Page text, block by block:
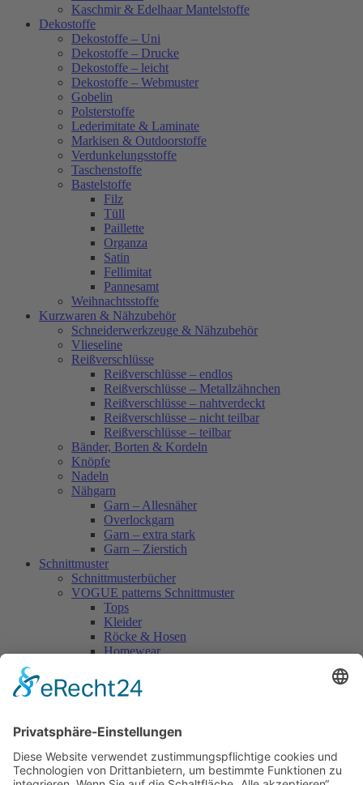
Kaschmir & Edelhaar Mantelstoffe
Dekostoffe
Dekostoffe – Uni
Dekostoffe – Drucke
Dekostoffe – leicht
Dekostoffe – Webmuster
Gobelin
Polsterstoffe
Lederimitate & Laminate
Markisen & Outdoorstoffe
Verdunkelungsstoffe
Taschenstoffe
Bastelstoffe
Filz
Tüll
Paillette
Organza
Satin
Fellimitat
Pannesamt
Weihnachtsstoffe
Kurzwaren & Nähzubehör
Schneiderwerkzeuge & Nähzubehör
Vlieseline
Reißverschlüsse
Reißverschlüsse – endlos
Reißverschlüsse – Metallzähnchen
Reißverschlüsse – nahtverdeckt
Reißverschlüsse – nicht teilbar
Reißverschlüsse – teilbar
Bänder, Borten & Kordeln
Knöpfe
Nadeln
Nähgarn
Garn – Allesnäher
Overlockgarn
Garn – extra stark
Garn – Zierstich
Schnittmuster
Schnittmusterbücher
VOGUE patterns Schnittmuster
Tops
Kleider
Röcke & Hosen
Homewear
Vogue Vintage
Herren
Accessoires
Einzelschnittmuster Burda
Tops
Kleider